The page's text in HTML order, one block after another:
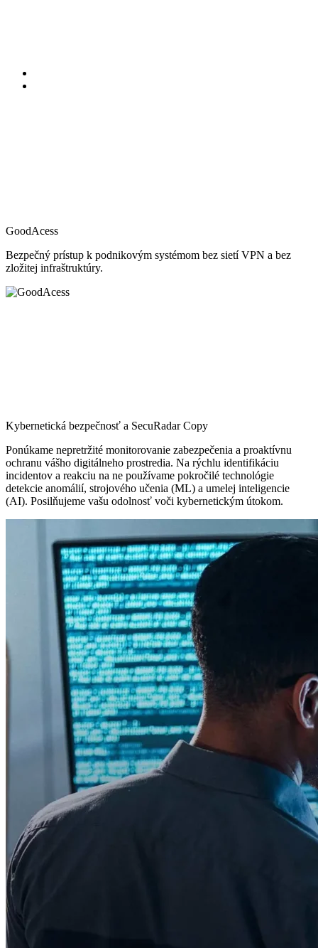
GoodAcess
Bezpečný prístup k podnikovým systémom bez sietí VPN a bez
zložitej infraštruktúry.
Kybernetická bezpečnosť a SecuRadar Copy
Ponúkame nepretržité monitorovanie zabezpečenia a proaktívnu
ochranu vášho digitálneho prostredia. Na rýchlu identifikáciu
incidentov a reakciu na ne používame pokročilé technológie
detekcie anomálií, strojového učenia (ML) a umelej inteligencie
(AI). Posilňujeme vašu odolnosť voči kybernetickým útokom.